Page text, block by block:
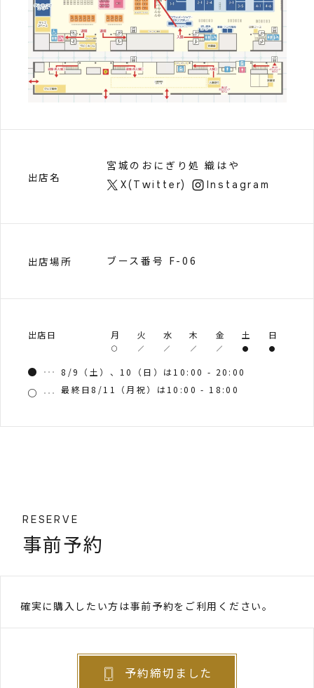
出店名
宮城のおにぎり処 織はや
X(Twitter) Instagram
出店場所 ブース番号 F-06
出店日 月 火 水 木 金 土 日
8/9（土）、10（日）は10:00 - 20:00
最終日8/11（月祝）は10:00 - 18:00
RESERVE
事前予約
確実に購入したい方は事前予約をご利用ください。
予約締切ました